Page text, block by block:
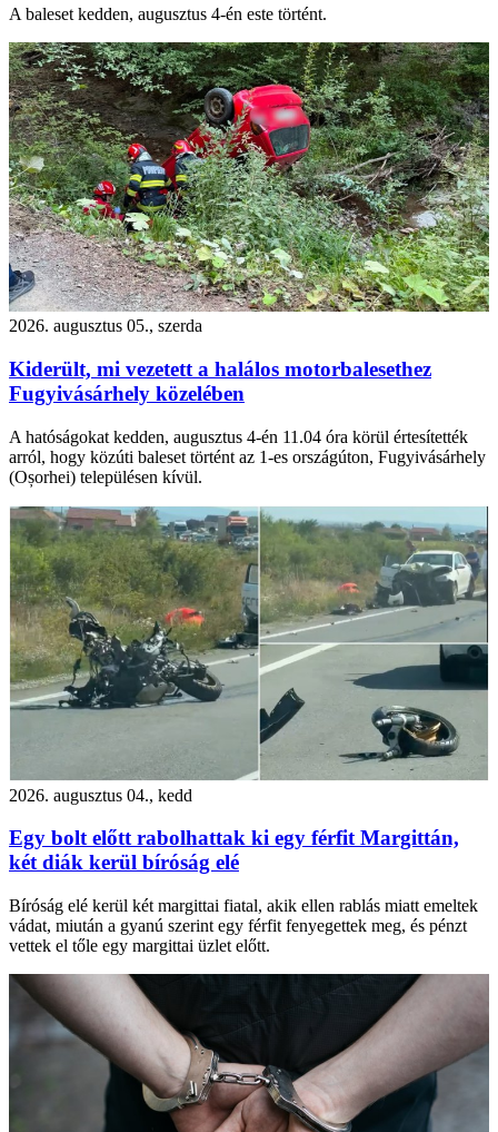
A baleset kedden, augusztus 4-én este történt.
2026. augusztus 05., szerda
Kiderült, mi vezetett a halálos motorbalesethez
Fugyivásárhely közelében
A hatóságokat kedden, augusztus 4-én 11.04 óra körül értesítették
arról, hogy közúti baleset történt az 1-es országúton, Fugyivásárhely
(Oșorhei) településen kívül.
2026. augusztus 04., kedd
Egy bolt előtt rabolhattak ki egy férfit Margittán,
két diák kerül bíróság elé
Bíróság elé kerül két margittai fiatal, akik ellen rablás miatt emeltek
vádat, miután a gyanú szerint egy férfit fenyegettek meg, és pénzt
vettek el tőle egy margittai üzlet előtt.